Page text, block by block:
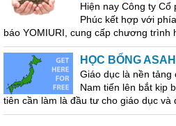
Hiện nay Công ty Cổ
Phúc kết hợp với
báo YOMIURI, cung cấp chương trình
HỌC BỔNG ASAHI
Giáo dục là nền
Nam tiến lên bắt kịp
tiên cần làm là đầu tư cho giáo dục và